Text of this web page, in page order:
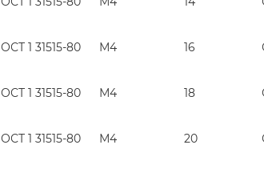
ОСТ 1 31515-80 М4 16
ОСТ 1 31515-80 М4 18
ОСТ 1 31515-80 М4 20